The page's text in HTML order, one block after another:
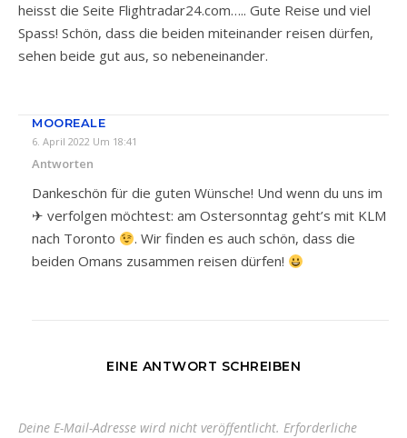
heisst die Seite Flightradar24.com….. Gute Reise und viel
Spass! Schön, dass die beiden miteinander reisen dürfen,
sehen beide gut aus, so nebeneinander.
MOOREALE
6. April 2022 Um 18:41
Antworten
Dankeschön für die guten Wünsche! Und wenn du uns im
✈ verfolgen möchtest: am Ostersonntag geht’s mit KLM
nach Toronto
. Wir finden es auch schön, dass die
beiden Omans zusammen reisen dürfen!
EINE ANTWORT SCHREIBEN
Deine E-Mail-Adresse wird nicht veröffentlicht. Erforderliche